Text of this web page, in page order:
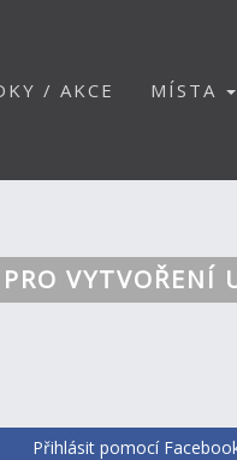
/ AKCE MÍSTA
PRO VYTVOŘENÍ
Přihlásit pomocí